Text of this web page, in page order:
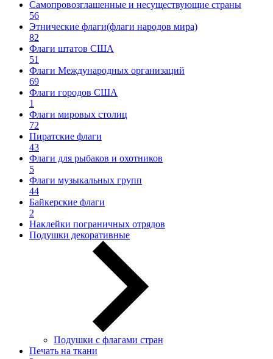
Самопровозглашенные и несуществующие страны
56
Этнические флаги(флаги народов мира)
82
Флаги штатов США
51
Флаги Международных организаций
69
Флаги городов США
1
Флаги мировых столиц
72
Пиратские флаги
43
Флаги для рыбаков и охотников
5
Флаги музыкальных групп
44
Байкерские флаги
2
Наклейки пограничных отрядов
Подушки декоративные
Подушки с флагами стран
Печать на ткани